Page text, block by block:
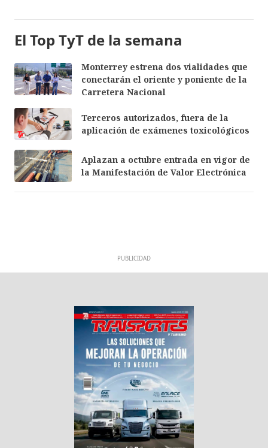
El Top TyT de la semana
Monterrey estrena dos vialidades que
conectarán el oriente y poniente de la
Carretera Nacional
Terceros autorizados, fuera de la
aplicación de exámenes toxicológicos
Aplazan a octubre entrada en vigor de
la Manifestación de Valor Electrónica
PUBLICIDAD